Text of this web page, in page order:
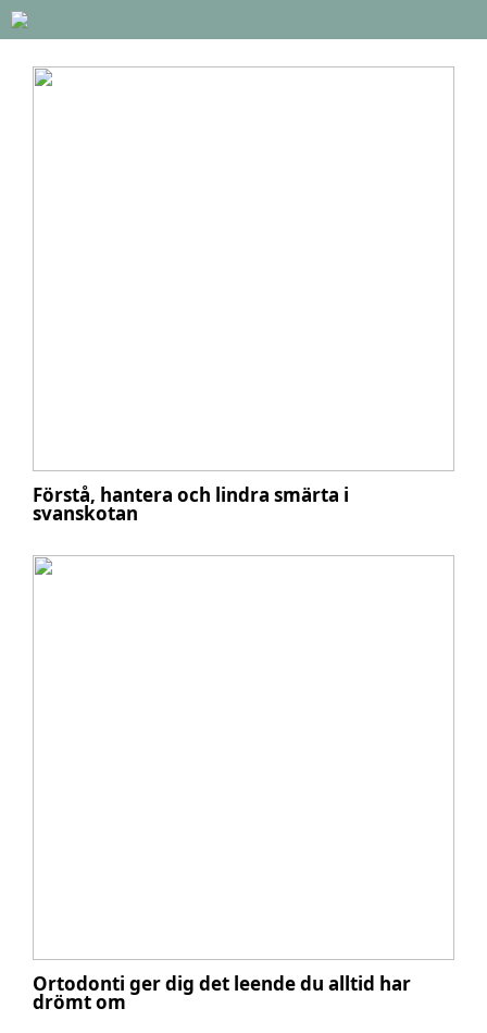
Förstå, hantera och lindra smärta i
svanskotan
Ortodonti ger dig det leende du alltid har
drömt om